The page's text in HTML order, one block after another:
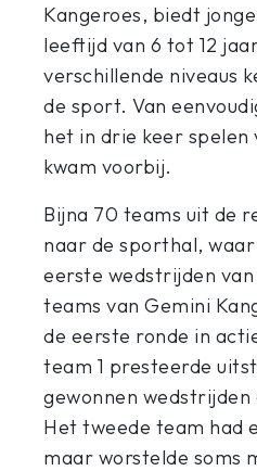
Kangeroes, biedt
leeftijd van 6 tot 12
verschillende niveaus
de sport. Van
het in drie keer spelen
kwam voorbij.
Bijna 70 teams uit de
naar de sporthal,
eerste wedstrijden
teams van Gemini
de eerste ronde in
team 1 presteerde
gewonnen wedstrijden
Het tweede team had
maar worstelde soms